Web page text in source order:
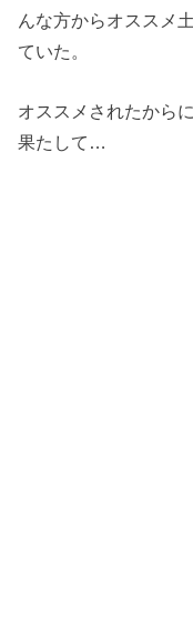
んな方からオススメ
ていた。
オススメされたから
果たして…